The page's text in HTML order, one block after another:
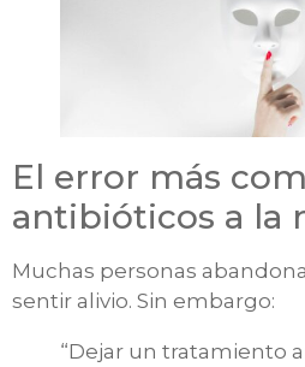
El error más
antibióticos a la
Muchas personas
sentir alivio. Sin embargo:
“Dejar un tratamiento